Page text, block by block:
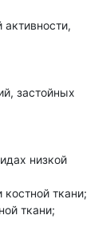
застойных
низкой
костной ткани;
ткани;